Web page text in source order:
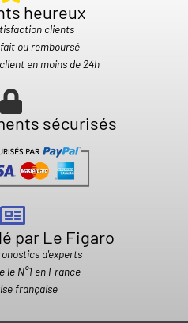
heureux​
clients
ou remboursé
en moins de 24h
sécurisés
par Le Figaro
d'experts
le N°1 en France
française